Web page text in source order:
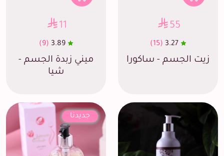
55
3.27
(15)
زيت الجسم - ساكورا
11
3.89
(9)
ميني زبدة الجسم -
شيا
جديدنا